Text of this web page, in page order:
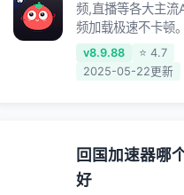
频,直播等各大主流
频加载极速不卡顿
歌,玩国服游戏 简单
v8.9.88
⭐ 4.7
2025-05-22更新
回国加速器哪
好